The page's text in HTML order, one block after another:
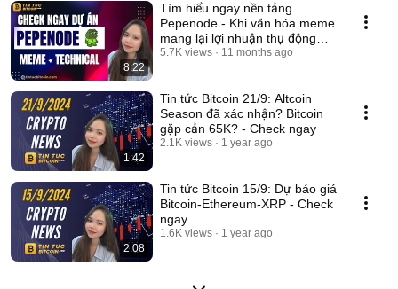
8:22
Tìm hiểu ngay nền tảng
Pepenode - Khi văn hóa meme
mang lại lợi nhuận thụ động
hấp dẫn!
5.7K views 11 months ago
1:42
Tin tức Bitcoin 21/9: Altcoin
Season đã xác nhận? Bitcoin
gặp cản 65K? - Check ngay
2.1K views 1 year ago
2:08
Tin tức Bitcoin 15/9: Dự báo giá
Bitcoin-Ethereum-XRP - Check
ngay
1.6K views 1 year ago